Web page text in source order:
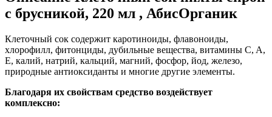
с брусникой, 220 мл , АбисОрганик
Клеточный сок содержит каротиноиды, флавоноиды,
хлорофилл, фитонциды, дубильные вещества, витамины C, A,
E, калий, натрий, кальций, магний, фосфор, йод, железо,
природные антиоксиданты и многие другие элементы.
Благодаря их свойствам средство воздействует
комплексно: